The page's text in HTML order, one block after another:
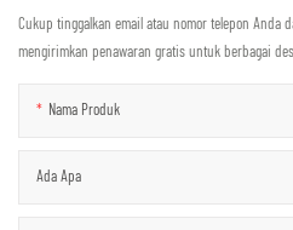
Cukup tinggalkan email atau nomor telepon Anda
mengirimkan penawaran gratis untuk berbagai
Nama Produk
Ada Apa